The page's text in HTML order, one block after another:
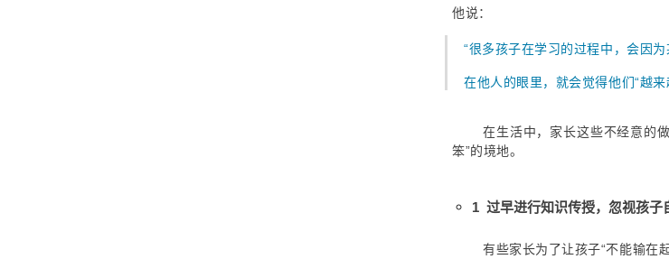
他说：
“很多孩子在学习的过程中，会因
在他人的眼里，就会觉得他们“越来
在生活中，家长这些不经意的
笨”的境地。
1 过早进行知识传授，忽视孩子
有些家长为了让孩子“不能输在